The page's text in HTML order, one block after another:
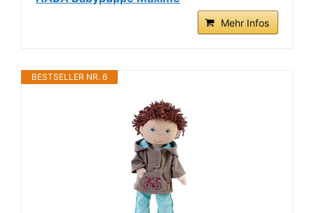
Mehr Infos
BESTSELLER NR. 6